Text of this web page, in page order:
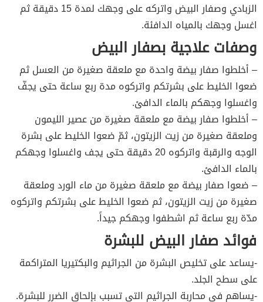
الزبادي وصفار البيض واتركه على وجهك لمدة 15 دقيقة ثم
اغسل وجهك بالمياه الدافئة.
وصفات علاجية بصفار البيض
– أخلطوا صفار بيضة واحدة مع ملعقة صغيرة من العسل ثم
ضعوا الخليط على بشرتكم واتركوه مدة ربع ساعة حتى يجفّ
واغسلوا وجهكم بالماء الدافئ.
– أخلطوا صفار بيضة مع ملعقة صغيرة من عصير الليمون
وملعقة صغيرة من زيت الزيتون، ثمّ ضعوا الخليط على بشرة
الوجه والرقبة واتركوه 20 دقيقة حتى يجف واغسلوا وجهكم
بالماء الدافئ.
– ضعوا صفار بيضة مع ملعقة صغيرة من ماء الورد وملعقة
صغيرة من زيت الزيتون، ثم ضعوا الخليط على بشرتكم واتركوه
مدّة ربع ساعة ثم اشطفوا وجهكم جيداً.
فوائد صفار البيض للبشرة
-يساعد على تخليص البشرة من الجراثيم والبكتيريا المتراكمة
على سطح الجلد.
-يساهم في محاربة الجراثيم التي تسبب بإلحاق الضرر للبشرة.